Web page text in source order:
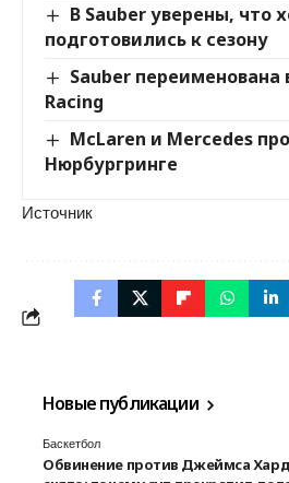
В Sauber уверены, что
подготовились к сезону
Sauber переименована
Racing
McLaren и Mercedes
Нюрбургринге
Источник
Новые публикации
Баскетбол
Обвинение против Джеймса